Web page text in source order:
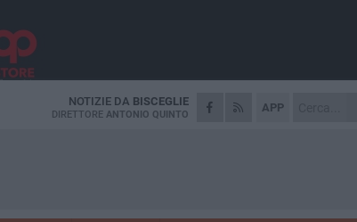
APP
NOTIZIE DA BISCEGLIE
DIRETTORE ANTONIO QUINTO